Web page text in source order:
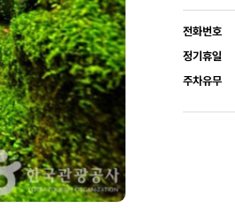
전화번호
정기휴일
주차유무